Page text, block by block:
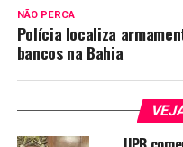
NÃO PERCA
Polícia localiza
bancos na Bahia